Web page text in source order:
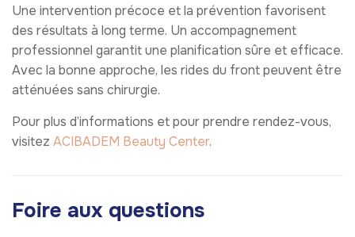
Une intervention précoce et la prévention favorisent
des résultats à long terme. Un accompagnement
professionnel garantit une planification sûre et efficace.
Avec la bonne approche, les rides du front peuvent être
atténuées sans chirurgie.
Pour plus d’informations et pour prendre rendez-vous,
visitez ACIBADEM Beauty Center.
Foire aux questions